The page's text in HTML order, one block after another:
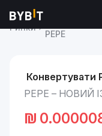
Ринки
PEPE
Конвертувати
PEPE – НОВИЙ
₪